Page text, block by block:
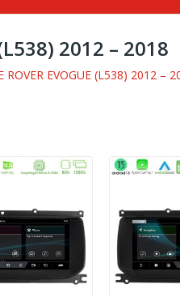
2012 – 2018
ROVER EVOGUE (L538) 2012 –